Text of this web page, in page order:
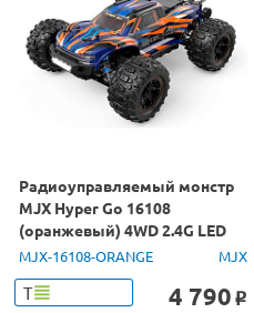
Радиоуправляемый монстр
MJX Hyper Go 16108
(оранжевый) 4WD 2.4G LED
1/16 RTR
MJX-16108-ORANGE MJX
Т 4 790 o